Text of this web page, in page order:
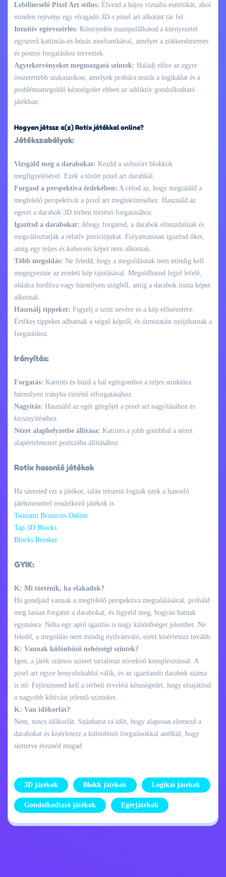
Lebilincselő Pixel Art stílus: Élvezd a bájos vizuális esztétikát, ahol
minden rejtvény egy elragadó 3D-s pixel art alkotást tár fel.
Intuitív egérvezérlés: Könnyedén manipulálhatod a környezetet
egyszerű kattintás-és-húzás mechanikával, amelyet a zökkenőmentes
és pontos forgatáshoz terveztek.
Agytekervényeket megmozgató szintek: Haladj előre az egyre
összetettebb szakaszokon, amelyek próbára teszik a logikádat és a
problémamegoldó készségedet ebben az addiktív gondolkodtató
játékban.
Hogyan játssz a(z) Rotix játékkal online?
Játékszabályok:
Vizsgáld meg a darabokat: Kezdd a szétszórt blokkok
megfigyelésével. Ezek a törött pixel art darabkái.
Forgasd a perspektíva érdekében: A célod az, hogy megtaláld a
megfelelő perspektívát a pixel art megtekintéséhez. Használd az
egeret a darabok 3D térben történő forgatásához.
Igazítsd a darabokat: Ahogy forgatod, a darabok elmozdulnak és
megváltoztatják a relatív pozíciójukat. Folyamatosan igazítsd őket,
amíg egy teljes és koherens képet nem alkotnak.
Több megoldás: Ne feledd, hogy a megoldásnak nem mindig kell
megegyeznie az eredeti kép tájolásával. Megoldhatod fejjel lefelé,
oldalra fordítva vagy bármilyen szögből, amíg a darabok tiszta képet
alkotnak.
Használj tippeket: Figyelj a szint nevére és a kép előnézetére.
Értékes tippeket adhatnak a végső képről, és útmutatást nyújthatnak a
forgatáshoz.
Irányítás:
Forgatás: Kattints és húzd a bal egérgombot a teljes struktúra
bármilyen irányba történő elforgatásához.
Nagyítás: Használd az egér görgőjét a pixel art nagyításához és
kicsinyítéséhez.
Nézet alaphelyzetbe állítása: Kattints a jobb gombbal a nézet
alapértelmezett pozícióba állításához.
Rotix hasonló játékok
Ha szereted ezt a játékot, talán tetszeni fognak ezek a hasonló
játékmenettel rendelkező játékok is.
Tsunami Brainrots Online
Tap 3D Blocks
Blocks Breaker
GYIK:
K: Mi történik, ha elakadok?
Ha gondjaid vannak a megfelelő perspektíva megtalálásával, próbáld
meg lassan forgatni a darabokat, és figyeld meg, hogyan hatnak
egymásra. Néha egy apró igazítás is nagy különbséget jelenthet. Ne
feledd, a megoldás nem mindig nyilvánvaló, ezért kísérletezz tovább.
K: Vannak különböző nehézségi szintek?
Igen, a játék számos szintet tartalmaz növekvő komplexitással. A
pixel art egyre bonyolultabbá válik, és az igazítandó darabok száma
is nő. Fejlesztened kell a térbeli érvelési készségedet, hogy elsajátítsd
a nagyobb kihívást jelentő szinteket.
K: Van időkorlát?
Nem, nincs időkorlát. Szánhatsz rá időt, hogy alaposan elemezd a
darabokat és kísérletezz a különböző forgatásokkal anélkül, hogy
siettetve éreznéd magad.
3D játékok Blokk játékok Logikai játékok
Gondolkodtató játékok Egérjátékok